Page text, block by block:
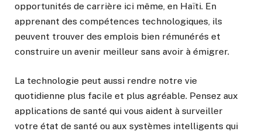
opportunités de carrière ici même, en Haïti. En
apprenant des compétences technologiques, ils
peuvent trouver des emplois bien rémunérés et
construire un avenir meilleur sans avoir à émigrer.
La technologie peut aussi rendre notre vie
quotidienne plus facile et plus agréable. Pensez aux
applications de santé qui vous aident à surveiller
votre état de santé ou aux systèmes intelligents qui